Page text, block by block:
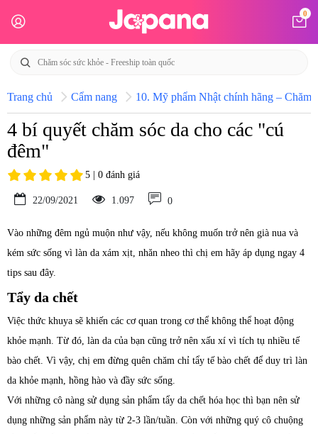
0
Trang chủ Cẩm nang 10. Mỹ phẩm Nhật chính hãng – Chăm
4 bí quyết chăm sóc da cho các "cú
đêm"
5 | 0 đánh giá
22/09/2021 1.097 0
Vào những đêm ngủ muộn như vậy, nếu không muốn trở nên già nua và
kém sức sống vì làn da xám xịt, nhăn nheo thì chị em hãy áp dụng ngay 4
tips sau đây.
Tẩy da chết
Việc thức khuya sẽ khiến các cơ quan trong cơ thể không thể hoạt động
khỏe mạnh. Từ đó, làn da của bạn cũng trở nên xấu xí vì tích tụ nhiều tế
bào chết. Vì vậy, chị em đừng quên chăm chỉ tẩy tế bào chết để duy trì làn
da khỏe mạnh, hồng hào và đầy sức sống.
Với những cô nàng sử dụng sản phẩm tẩy da chết hóa học thì bạn nên sử
dụng những sản phẩm này từ 2-3 lần/tuần. Còn với những quý cô chuộng